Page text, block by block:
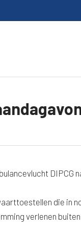
DIPCG
die in
verlenen